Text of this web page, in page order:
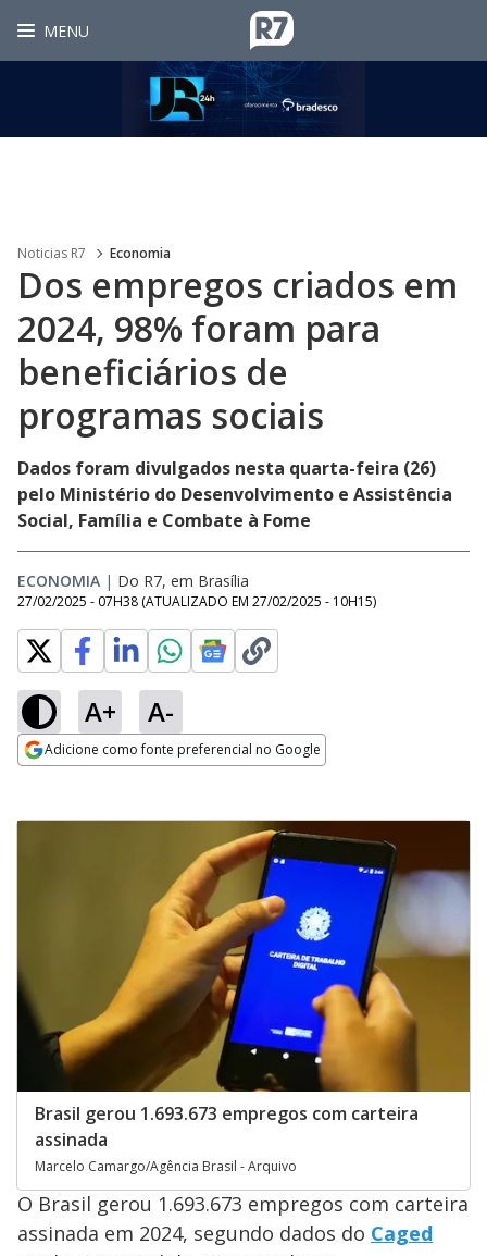
MENU
Noticias R7 Economia
Dos empregos criados em
2024, 98% foram para
beneficiários de
programas sociais
Dados foram divulgados nesta quarta-feira (26)
pelo Ministério do Desenvolvimento e Assistência
Social, Família e Combate à Fome
ECONOMIA | Do R7, em Brasília
27/02/2025 - 07H38 (ATUALIZADO EM 27/02/2025 - 10H15)
A+ A-
Adicione como fonte preferencial no Google
Brasil gerou 1.693.673 empregos com carteira
assinada
Marcelo Camargo/Agência Brasil - Arquivo
O Brasil gerou 1.693.673 empregos com carteira
assinada em 2024, segundo dados do Caged